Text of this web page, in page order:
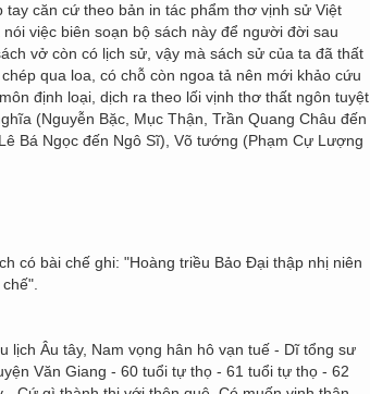
tay căn cứ theo bản in tác phẩm thơ vịnh sử Việt
việc biên soạn bộ sách này để người đời sau
vở còn có lịch sử, vậy mà sách sử của ta đã thất
qua loa, có chỗ còn ngoa tả nên mới khảo cứu
định loại, dịch ra theo lối vịnh thơ thất ngôn tuyệt
(Nguyễn Bặc, Mục Thận, Trần Quang Châu đến
Bá Ngọc đến Ngô Sĩ), Võ tướng (Phạm Cự Lượng
có bài chế ghi: "Hoàng triều Bảo Đại thập nhị niên
lịch Âu tây, Nam vọng hân hô vạn tuế - Dĩ tổng sư
Văn Giang - 60 tuổi tự thọ - 61 tuổi tự thọ - 62